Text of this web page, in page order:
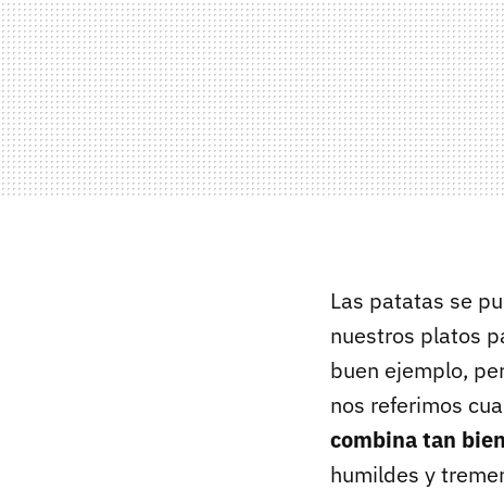
Las patatas se
nuestros platos
buen ejemplo,
nos referimos
combina tan
humildes y